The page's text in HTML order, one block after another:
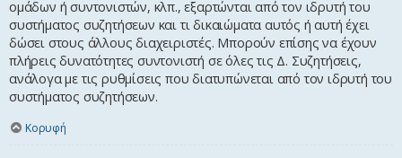
ομάδων ή συντονιστών, κλπ., εξαρτώνται από τον ιδρυτή του
συστήματος συζητήσεων και τι δικαιώματα αυτός ή αυτή έχει
δώσει στους άλλους διαχειριστές. Μπορούν επίσης να έχουν
πλήρεις δυνατότητες συντονιστή σε όλες τις Δ. Συζητήσεις,
ανάλογα με τις ρυθμίσεις που διατυπώνεται από τον ιδρυτή του
συστήματος συζητήσεων.
Κορυφή